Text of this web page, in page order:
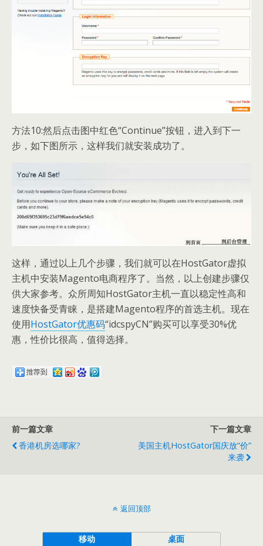
方法10:然后点击图中红色“Continue”按钮，进入到下一
步，如下图所示，这样我们就安装成功了。
这样，通过以上几个步骤，我们就可以在HostGator虚拟
主机中安装Magento电商程序了。当然，以上创建步骤仅
供大家参考。众所周知HostGator主机一直以稳定性高和
速度快备受青睐，是搭建Magento程序的首选主机。现在
使用HostGator优惠码“idcspyCN”购买可以享受30%优
惠，性价比很高，值得选择。
前一篇文章
香港机房选哪家?
下一篇文章
美国主机HostGator国庆放“价”
来袭
返回顶部
移动 桌面